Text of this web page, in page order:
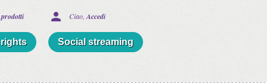
Ciao, Accedi
Social streaming